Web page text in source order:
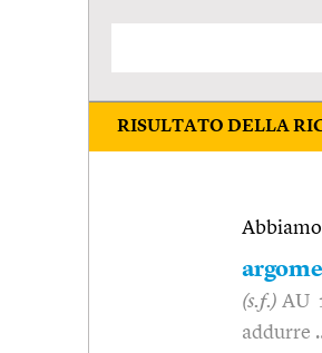
RISULTATO DELLA
(s.f.) AU
addurre